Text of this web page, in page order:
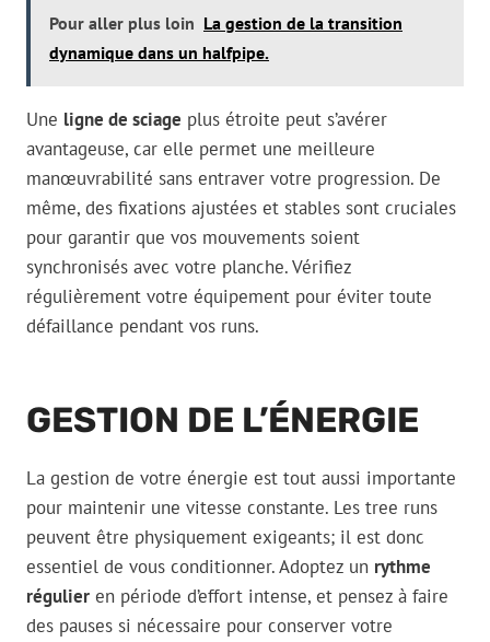
Pour aller plus loin La gestion de la transition
dynamique dans un halfpipe.
Une ligne de sciage plus étroite peut s’avérer
avantageuse, car elle permet une meilleure
manœuvrabilité sans entraver votre progression. De
même, des fixations ajustées et stables sont cruciales
pour garantir que vos mouvements soient
synchronisés avec votre planche. Vérifiez
régulièrement votre équipement pour éviter toute
défaillance pendant vos runs.
GESTION DE L’ÉNERGIE
La gestion de votre énergie est tout aussi importante
pour maintenir une vitesse constante. Les tree runs
peuvent être physiquement exigeants; il est donc
essentiel de vous conditionner. Adoptez un rythme
régulier en période d’effort intense, et pensez à faire
des pauses si nécessaire pour conserver votre